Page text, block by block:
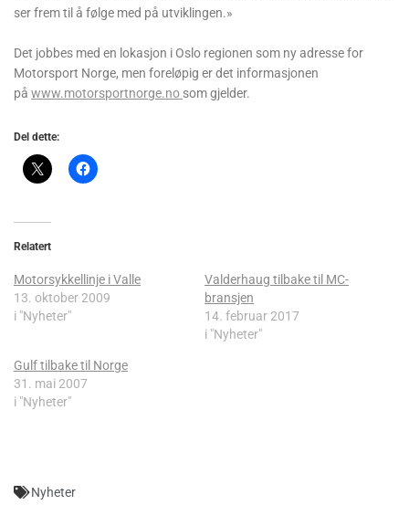
ser frem til å følge med på utviklingen.»
Det jobbes med en lokasjon i Oslo regionen som ny adresse for
Motorsport Norge, men foreløpig er det informasjonen
på www.motorsportnorge.no som gjelder.
Del dette:
Relatert
Motorsykkellinje i Valle
13. oktober 2009
i "Nyheter"
Valderhaug tilbake til MC-
bransjen
14. februar 2017
i "Nyheter"
Gulf tilbake til Norge
31. mai 2007
i "Nyheter"
Nyheter